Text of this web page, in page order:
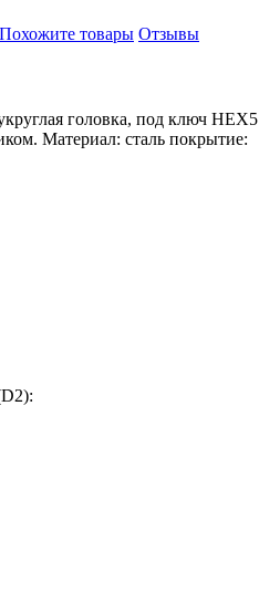
Похожите товары Отзывы
головка, под ключ HEX5
Материал: сталь покрытие: